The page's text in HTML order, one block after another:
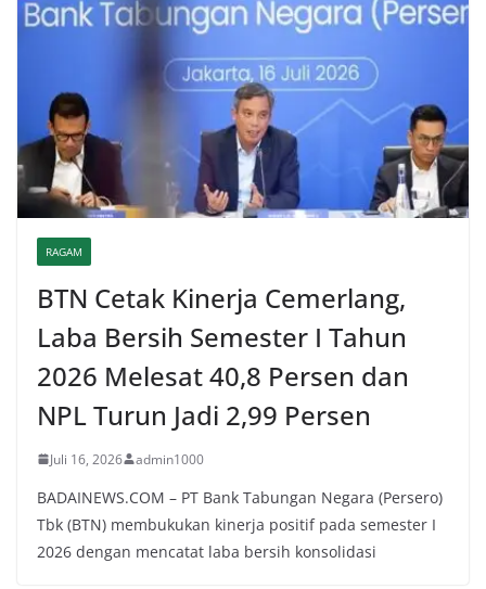
RAGAM
BTN Cetak Kinerja Cemerlang,
Laba Bersih Semester I Tahun
2026 Melesat 40,8 Persen dan
NPL Turun Jadi 2,99 Persen
Juli 16, 2026 admin1000
BADAINEWS.COM – PT Bank Tabungan Negara (Persero)
Tbk (BTN) membukukan kinerja positif pada semester I
2026 dengan mencatat laba bersih konsolidasi